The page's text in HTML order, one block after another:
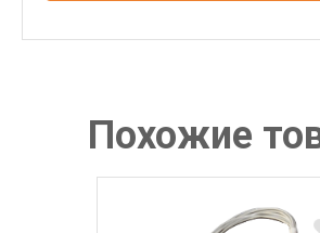
Похожие